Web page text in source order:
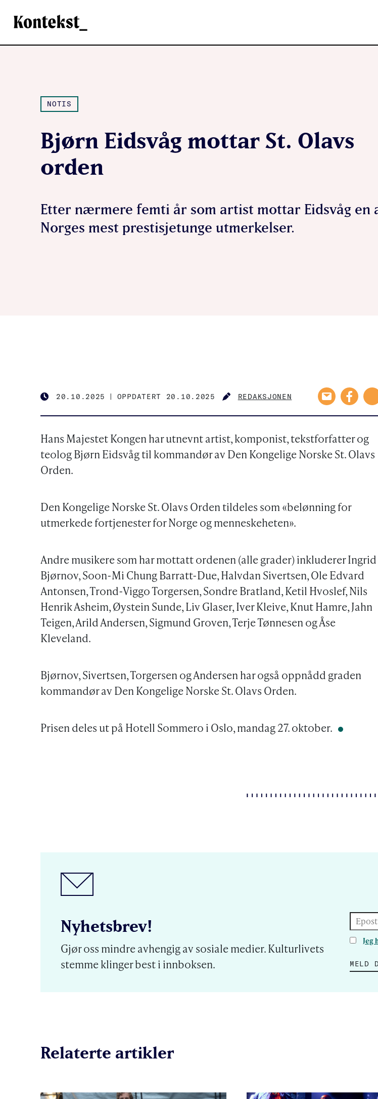
Kontekst
NOTIS
Bjørn Eidsvåg mottar St. Olavs
orden
Etter nærmere femti år som artist mottar Eidsvåg en
Norges mest prestisjetunge utmerkelser.
PUBLISHED
20.10.2025 | OPPDATERT 20.10.2025
AUTHOR
REDAKSJONEN
Hans Majestet Kongen har utnevnt artist, komponist, tekstforfatter og
teolog Bjørn Eidsvåg til kommandør av Den Kongelige Norske St. Olavs
Orden.
Den Kongelige Norske St. Olavs Orden tildeles som «belønning for
utmerkede fortjenester for Norge og menneskeheten».
Andre musikere som har mottatt ordenen (alle grader) inkluderer Ingrid
Bjørnov, Soon-Mi Chung Barratt-Due, Halvdan Sivertsen, Ole Edvard
Antonsen, Trond-Viggo Torgersen, Sondre Bratland, Ketil Hvoslef, Nils
Henrik Asheim, Øystein Sunde, Liv Glaser, Iver Kleive, Knut Hamre, Jahn
Teigen, Arild Andersen, Sigmund Groven, Terje Tønnesen og Åse
Kleveland.
Bjørnov, Sivertsen, Torgersen og Andersen har også oppnådd graden
kommandør av Den Kongelige Norske St. Olavs Orden.
Prisen deles ut på Hotell Sommero i Oslo, mandag 27. oktober.
Nyhetsbrev!
Gjør oss mindre avhengig av sosiale medier. Kulturlivets
stemme klinger best i innboksen.
Epost
Jeg
MELD
Relaterte artikler